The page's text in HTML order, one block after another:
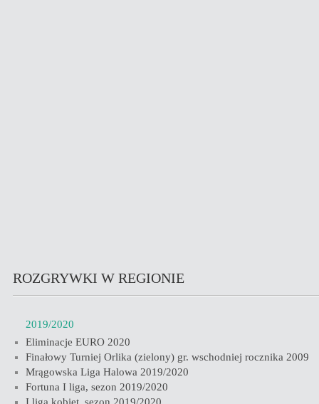
ROZGRYWKI W REGIONIE
2019/2020
Eliminacje EURO 2020
Finałowy Turniej Orlika (zielony) gr. wschodniej rocznika 2009
Mrągowska Liga Halowa 2019/2020
Fortuna I liga, sezon 2019/2020